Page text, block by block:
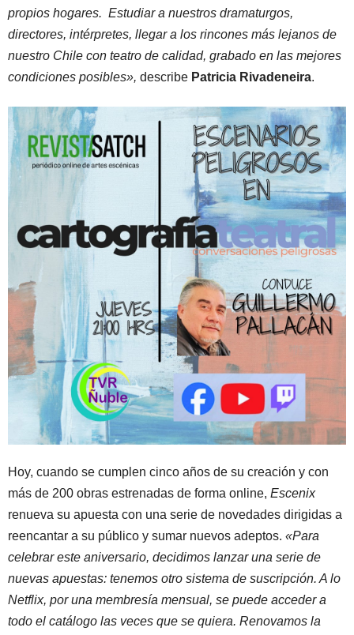
propios hogares. Estudiar a nuestros dramaturgos,
directores, intérpretes, llegar a los rincones más lejanos de
nuestro Chile con teatro de calidad, grabado en las mejores
condiciones posibles», describe Patricia Rivadeneira.
Hoy, cuando se cumplen cinco años de su creación y con
más de 200 obras estrenadas de forma online, Escenix
renueva su apuesta con una serie de novedades dirigidas a
reencantar a su público y sumar nuevos adeptos. «Para
celebrar este aniversario, decidimos lanzar una serie de
nuevas apuestas: tenemos otro sistema de suscripción. A lo
Netflix, por una membresía mensual, se puede acceder a
todo el catálogo las veces que se quiera. Renovamos la